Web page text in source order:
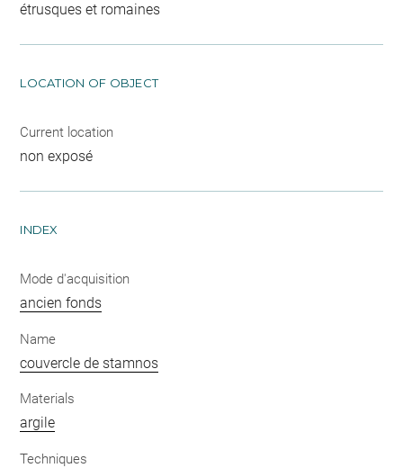
étrusques et romaines
LOCATION OF OBJECT
Current location
non exposé
INDEX
Mode d'acquisition
ancien fonds
Name
couvercle de stamnos
Materials
argile
Techniques